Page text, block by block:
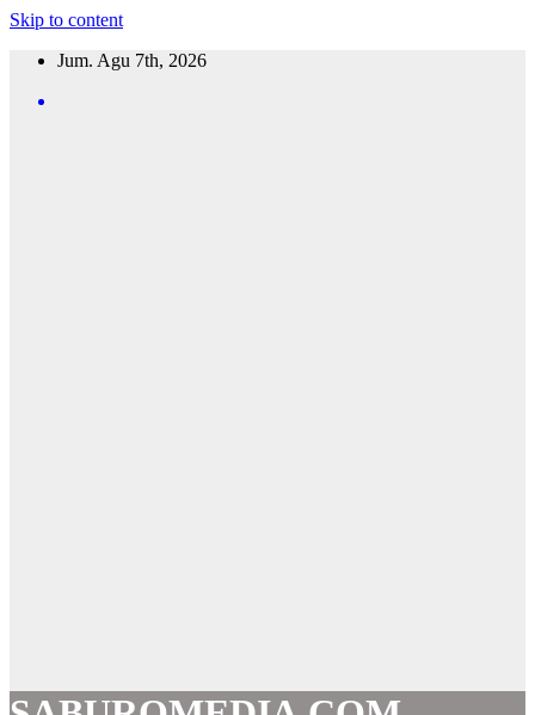
Skip to content
Jum. Agu 7th, 2026